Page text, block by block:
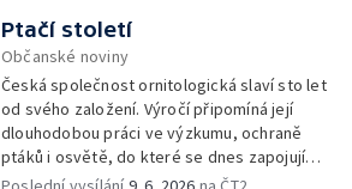
ochranou přírody.
Ptačí století
Občanské noviny
Česká společnost ornitologická slaví sto let
od svého založení. Výročí připomíná její
dlouhodobou práci ve výzkumu, ochraně
ptáků i osvětě, do které se dnes zapojují
tisíce členů a dobrovolníků po celé